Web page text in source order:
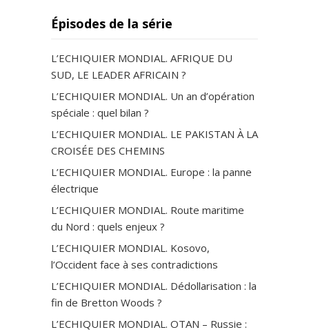
Épisodes de la série
L’ECHIQUIER MONDIAL. AFRIQUE DU
SUD, LE LEADER AFRICAIN ?
L’ECHIQUIER MONDIAL. Un an d’opération
spéciale : quel bilan ?
L’ECHIQUIER MONDIAL. LE PAKISTAN À LA
CROISÉE DES CHEMINS
L’ECHIQUIER MONDIAL. Europe : la panne
électrique
L’ECHIQUIER MONDIAL. Route maritime
du Nord : quels enjeux ?
L’ECHIQUIER MONDIAL. Kosovo,
l’Occident face à ses contradictions
L’ECHIQUIER MONDIAL. Dédollarisation : la
fin de Bretton Woods ?
L’ECHIQUIER MONDIAL. OTAN – Russie :